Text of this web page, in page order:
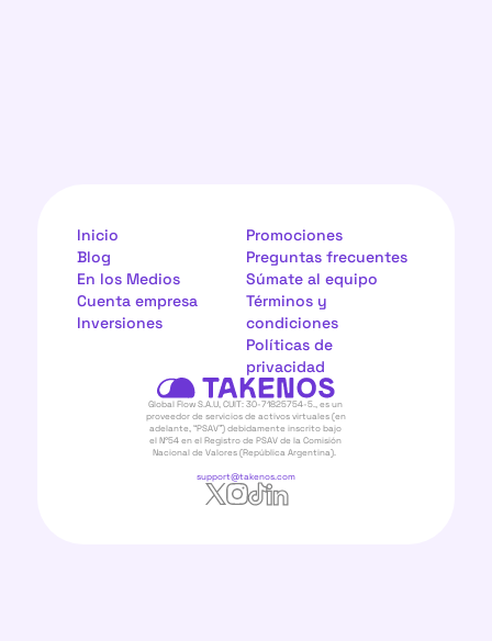
Global Flow S.A.U, CUIT: 30-71825754-5., es un
proveedor de servicios de activos virtuales (en
adelante, “PSAV”) debidamente inscrito bajo
el N°54 en el Registro de PSAV de la Comisión
Nacional de Valores (República Argentina).
support@takenos.com
Inicio
Blog
En los Medios
Cuenta empresa
Inversiones
Promociones
Preguntas frecuentes
Súmate al equipo
Términos y
condiciones
Políticas de
privacidad